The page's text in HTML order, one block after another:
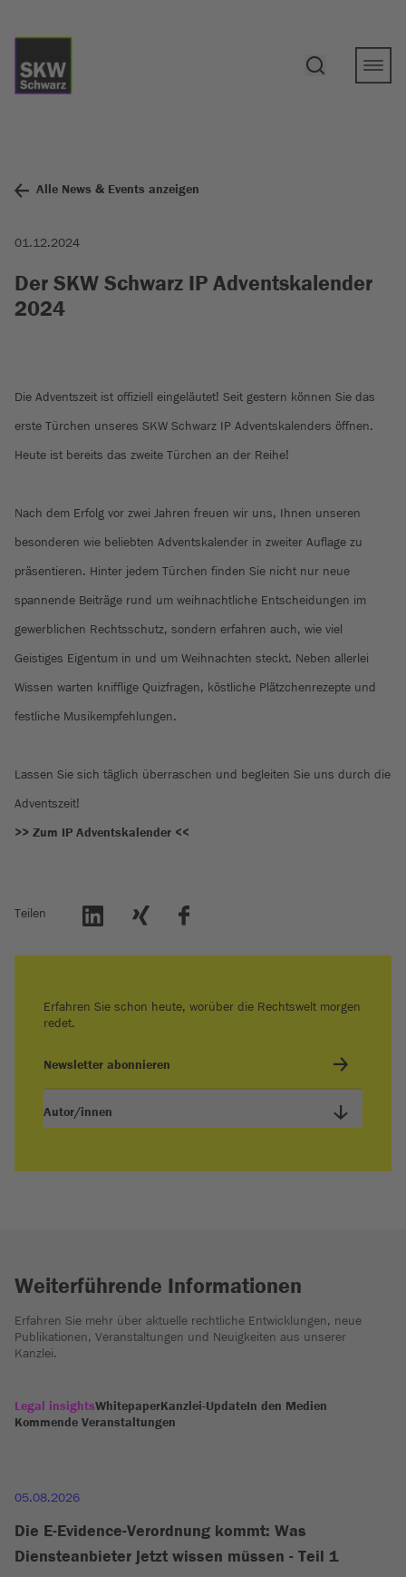
Alle News & Events anzeigen
01.12.2024
Der SKW Schwarz IP Adventskalender
2024
Die Adventszeit ist offiziell eingeläutet! Seit gestern können Sie das
erste Türchen unseres SKW Schwarz IP Adventskalenders öffnen.
Heute ist bereits das zweite Türchen an der Reihe!
Nach dem Erfolg vor zwei Jahren freuen wir uns, Ihnen unseren
besonderen wie beliebten Adventskalender in zweiter Auflage zu
präsentieren. Hinter jedem Türchen finden Sie nicht nur neue
spannende Beiträge rund um weihnachtliche Entscheidungen im
gewerblichen Rechtsschutz, sondern erfahren auch, wie viel
Geistiges Eigentum in und um Weihnachten steckt. Neben allerlei
Wissen warten knifflige Quizfragen, köstliche Plätzchenrezepte und
festliche Musikempfehlungen.
Lassen Sie sich täglich überraschen und begleiten Sie uns durch die
Adventszeit!
>> Zum IP Adventskalender <<
Teilen
Erfahren Sie schon heute, worüber die Rechtswelt morgen
redet.
Newsletter abonnieren
Autor/innen
Weiterführende Informationen
Erfahren Sie mehr über aktuelle rechtliche Entwicklungen, neue
Publikationen, Veranstaltungen und Neuigkeiten aus unserer
Kanzlei.
Legal insightsWhitepaperKanzlei-UpdateIn den Medien
Kommende Veranstaltungen
05.08.2026
Die E-Evidence-Verordnung kommt: Was
Diensteanbieter jetzt wissen müssen - Teil 1